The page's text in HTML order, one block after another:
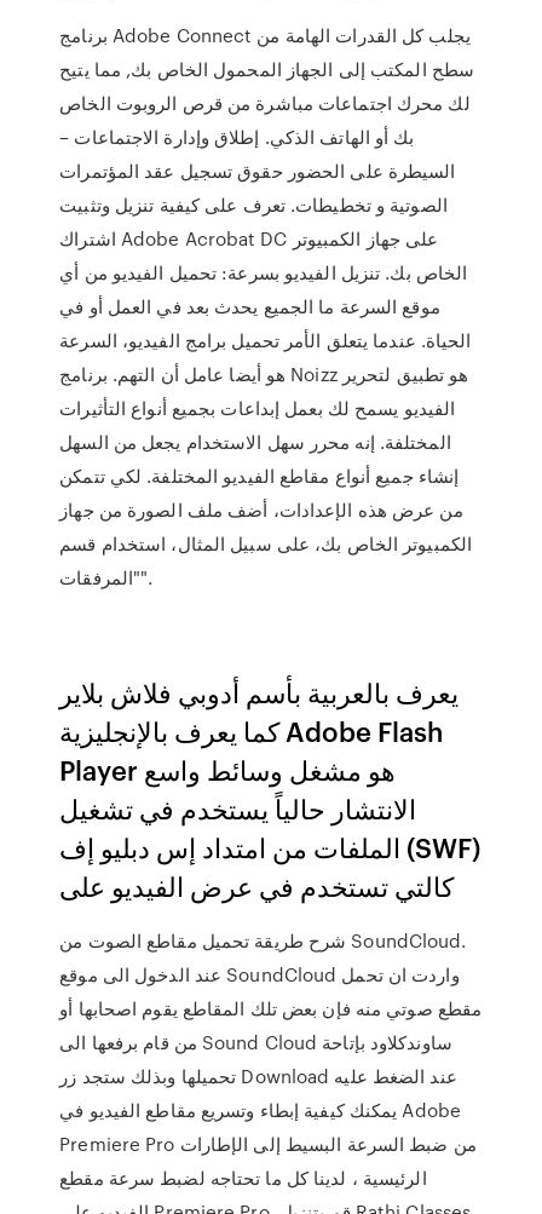
برنامج Adobe Connect يجلب كل القدرات الهامة من
سطح المكتب إلى الجهاز المحمول الخاص بك, مما يتيح
لك محرك اجتماعات مباشرة من قرص الروبوت الخاص
بك أو الهاتف الذكي. إطلاق وإدارة الاجتماعات –
السيطرة على الحضور حقوق تسجيل عقد المؤتمرات
الصوتية و تخطيطات. تعرف على كيفية تنزيل وتثبيت
اشتراك Adobe Acrobat DC على جهاز الكمبيوتر
الخاص بك. تنزيل الفيديو بسرعة: تحميل الفيديو من أي
موقع السرعة ما الجميع يحدث بعد في العمل أو في
الحياة. عندما يتعلق الأمر تحميل برامج الفيديو، السرعة
هو أيضا عامل أن التهم. برنامج Noizz هو تطبيق لتحرير
الفيديو يسمح لك بعمل إبداعات بجميع أنواع التأثيرات
المختلفة. إنه محرر سهل الاستخدام يجعل من السهل
إنشاء جميع أنواع مقاطع الفيديو المختلفة. لكي تتمكن
من عرض هذه الإعدادات، أضف ملف الصورة من جهاز
الكمبيوتر الخاص بك، على سبيل المثال، استخدام قسم
"المرفقات".
يعرف بالعربية بأسم أدوبي فلاش بلاير
كما يعرف بالإنجليزية Adobe Flash
Player هو مشغل وسائط واسع
الانتشار حالياً يستخدم في تشغيل
الملفات من امتداد إس دبليو إف (SWF)
كالتي تستخدم في عرض الفيديو على
شرح طريقة تحميل مقاطع الصوت من SoundCloud.
عند الدخول الى موقع SoundCloud واردت ان تحمل
مقطع صوتي منه فإن بعض تلك المقاطع يقوم اصحابها أو
من قام برفعها الى Sound Cloud ساوندكلاود بإتاحة
تحميلها وبذلك ستجد زر Download عند الضغط عليه
يمكنك كيفية إبطاء وتسريع مقاطع الفيديو في Adobe
Premiere Pro من ضبط السرعة البسيط إلى الإطارات
الرئيسية ، لدينا كل ما تحتاجه لضبط سرعة مقطع